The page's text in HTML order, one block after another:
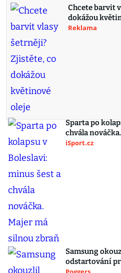
Chcete barvit
dokážou
Reklama
Sparta po
chvála
iSport.cz
Samsung
odstartování